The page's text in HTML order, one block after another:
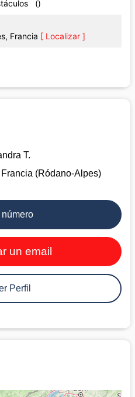
()
Francia [ Localizar ]
T.
(Ródano-Alpes)
un email
Perfil